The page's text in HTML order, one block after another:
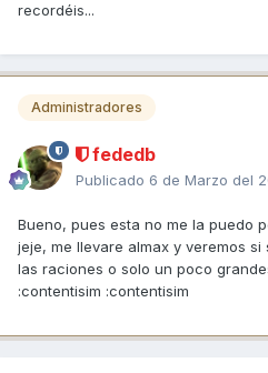
recordéis...
Administradores
fededb
Publicado 6 de Marzo del
Bueno, pues esta no me la puedo
jeje, me llevare almax y veremos
las raciones o solo un poco
:contentisim :contentisim